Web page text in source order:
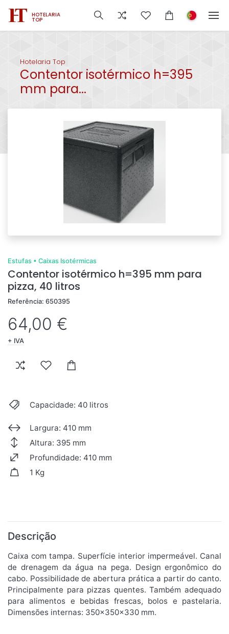
HOTELARIA
TOP
Hotelaria Top
Contentor isotérmico h=395
mm para...
Estufas • Caixas Isotérmicas
Contentor isotérmico h=395 mm para
pizza, 40 litros
Referência: 650395
64,00 €
+ IVA
Capacidade: 40 litros
Largura: 410 mm
Altura: 395 mm
Profundidade: 410 mm
1 Kg
Descrição
Caixa com tampa. Superfície interior impermeável. Canal
de drenagem da água na pega. Design ergonômico do
cabo. Possibilidade de abertura prática a partir do canto.
Principalmente para pizzas quentes. Também adequado
para alimentos e bebidas frescas, bolos e pastelaria.
Dimensões internas: 350x350x330 mm.